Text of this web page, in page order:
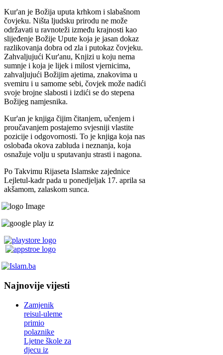
Kur'an je Božija uputa krhkom i slabašnom
čovjeku. Ništa ljudsku prirodu ne može
održavati u ravnoteži između krajnosti kao
slijeđenje Božije Upute koja je jasan dokaz
razlikovanja dobra od zla i putokaz čovjeku.
Zahvaljujući Kur'anu, Knjizi u koju nema
sumnje i koja je lijek i milost vjernicima,
zahvaljujući Božijim ajetima, znakovima u
svemiru i u samome sebi, čovjek može nadići
svoje brojne slabosti i izdići se do stepena
Božijeg namjesnika.
Kur'an je knjiga čijim čitanjem, učenjem i
proučavanjem postajemo svjesniji vlastite
pozicije i odgovornosti. To je knjiga koja nas
oslobađa okova zabluda i neznanja, koja
osnažuje volju u sputavanju strasti i nagona.
Po Takvimu Rijaseta Islamske zajednice
Lejletul-kadr pada u ponedjeljak 17. aprila sa
akšamom, zalaskom sunca.
Najnovije vijesti
Zamjenik
reisul-uleme
primio
polaznike
Ljetne škole za
djecu iz